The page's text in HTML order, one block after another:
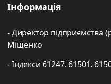
Інформація
- Директор підприємства
Міщенко
- Індекси 61247. 61501.